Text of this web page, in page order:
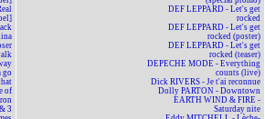
go
of
3
DEF LEPPARD - Let's get
rocked
DEF LEPPARD - Let's get
rocked (poster)
DEF LEPPARD - Let's get
rocked (teaser)
DEPECHE MODE - Everything
counts (live)
Dick RIVERS - Je t'ai reconnue
Dolly PARTON - Downtown
EARTH WIND & FIRE -
Saturday nite